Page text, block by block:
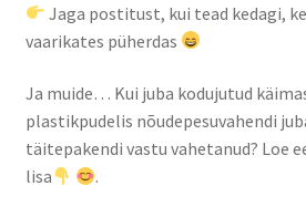
Jaga postitust, kui tead kedagi,
vaarikates püherdas
Ja muide… Kui juba kodujutud
plastikpudelis nõudepesuvahendi
täitepakendi vastu vahetanud? Loe
lisa
.